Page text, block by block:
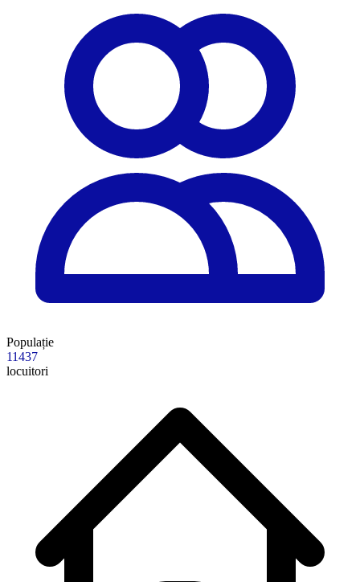
Populație
11437
locuitori